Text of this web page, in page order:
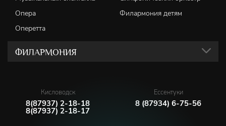
Опера
Филармония детям
Оперетта
ФИЛАРМОНИЯ
Кисловодск
8(87937) 2-18-18
8(87937) 2-18-17
Ессентуки
8 (87934) 6-75-56